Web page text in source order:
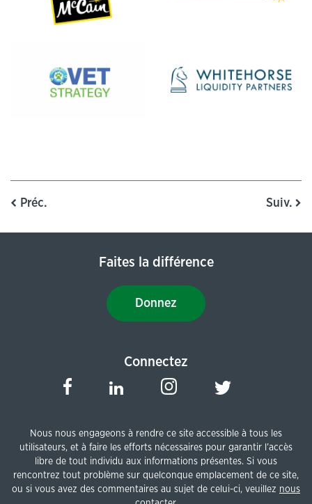
Préc. Suiv.
Faites la différence
Donnez
Connectez
Nous nous engageons à rendre ce site accessible à tous les
utilisateurs, et à faire les efforts nécessaires pour garantir l’accès
libre de tout individu aux informations présentes. Si vous
rencontrez tout problème sur quelconque emplacement de ce site,
ou si vous avez des commentaires au sujet de celui-ci, veuillez nous